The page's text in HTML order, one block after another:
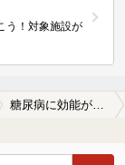
う！対象施設が
糖尿病に効能がある阪急電鉄千里線周辺の温泉、日帰り温泉、スーパー銭湯を探す